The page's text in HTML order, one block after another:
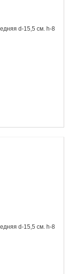
d-15,5 см. h-8
d-15,5 см. h-8